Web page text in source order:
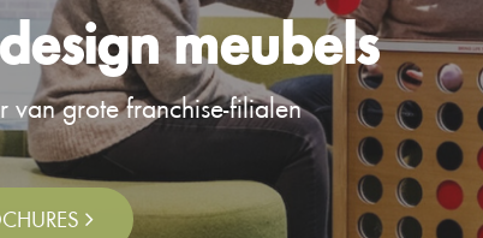
meubels
van grote franchise-filialen